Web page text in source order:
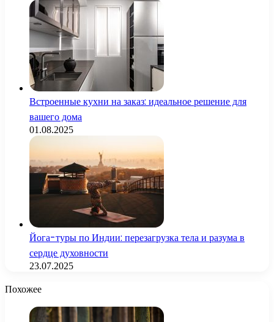
Встроенные кухни на заказ: идеальное решение для
вашего дома
01.08.2025
Йога-туры по Индии: перезагрузка тела и разума в
сердце духовности
23.07.2025
Похожее